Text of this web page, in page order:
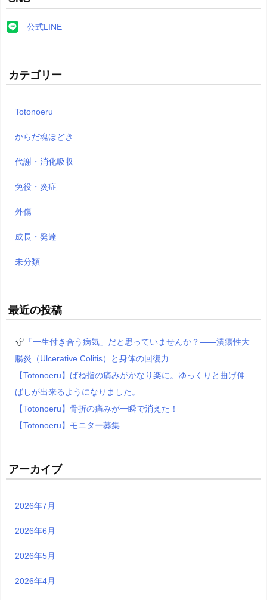
公式LINE
カテゴリー
Totonoeru
からだ魂ほどき
代謝・消化吸収
免役・炎症
外傷
成長・発達
未分類
最近の投稿
「一生付き合う病気」だと思っていませんか？――潰瘍性大
腸炎（Ulcerative Colitis）と身体の回復力
【Totonoeru】ばね指の痛みがかなり楽に。ゆっくりと曲げ伸
ばしが出来るようになりました。
【Totonoeru】骨折の痛みが一瞬で消えた！
【Totonoeru】モニター募集
アーカイブ
2026年7月
2026年6月
2026年5月
2026年4月